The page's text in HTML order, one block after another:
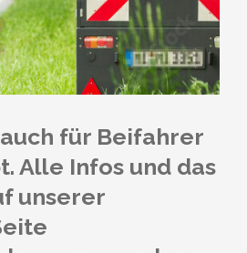
für Beifahrer
Alle Infos und das
unserer